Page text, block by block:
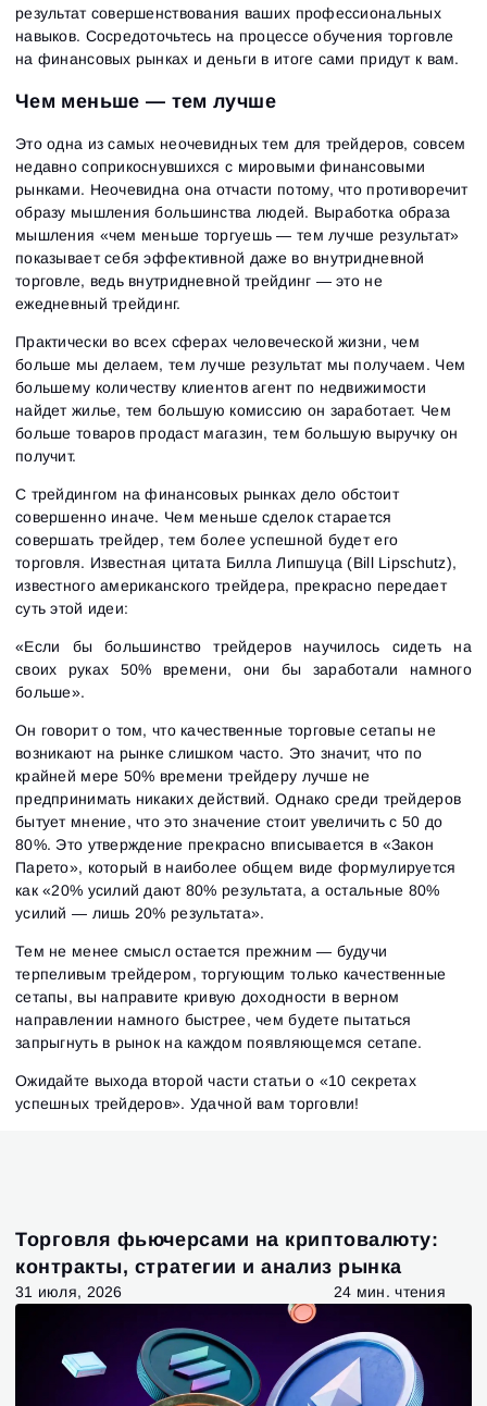
результат совершенствования ваших профессиональных
навыков. Сосредоточьтесь на процессе обучения торговле
на финансовых рынках и деньги в итоге сами придут к вам.
Чем меньше — тем лучше
Это одна из самых неочевидных тем для трейдеров, совсем
недавно соприкоснувшихся с мировыми финансовыми
рынками. Неочевидна она отчасти потому, что противоречит
образу мышления большинства людей. Выработка образа
мышления «чем меньше торгуешь — тем лучше результат»
показывает себя эффективной даже во внутридневной
торговле, ведь внутридневной трейдинг — это не
ежедневный трейдинг.
Практически во всех сферах человеческой жизни, чем
больше мы делаем, тем лучше результат мы получаем. Чем
большему количеству клиентов агент по недвижимости
найдет жилье, тем большую комиссию он заработает. Чем
больше товаров продаст магазин, тем большую выручку он
получит.
С трейдингом на финансовых рынках дело обстоит
совершенно иначе. Чем меньше сделок старается
совершать трейдер, тем более успешной будет его
торговля. Известная цитата Билла Липшуца (Bill Lipschutz),
известного американского трейдера, прекрасно передает
суть этой идеи:
«Если бы большинство трейдеров научилось сидеть на
своих руках 50% времени, они бы заработали намного
больше».
Он говорит о том, что качественные торговые сетапы не
возникают на рынке слишком часто. Это значит, что по
крайней мере 50% времени трейдеру лучше не
предпринимать никаких действий. Однако среди трейдеров
бытует мнение, что это значение стоит увеличить с 50 до
80%. Это утверждение прекрасно вписывается в «Закон
Парето», который в наиболее общем виде формулируется
как «20% усилий дают 80% результата, а остальные 80%
усилий — лишь 20% результата».
Тем не менее смысл остается прежним — будучи
терпеливым трейдером, торгующим только качественные
сетапы, вы направите кривую доходности в верном
направлении намного быстрее, чем будете пытаться
запрыгнуть в рынок на каждом появляющемся сетапе.
Ожидайте выхода второй части статьи о «10 секретах
успешных трейдеров». Удачной вам торговли!
Торговля фьючерсами на криптовалюту:
контракты, стратегии и анализ рынка
31 июля, 2026 24 мин. чтения
Close
Вход
Email
Пароль
Забыли пароль?
Войти
Восстановить пароль
Введи адрес электронной почты, и мы отправим
ссылку для создания нового пароля.
Email
Сбросить пароль
Регистрация
Я хочу получать специальные предложения от
Я принимаю: Terms of use,License agreement.
Ознакомьтесь с политикой конфиденциальности
Зарегистрироваться